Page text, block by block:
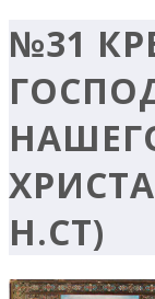
№31
Н.СТ)